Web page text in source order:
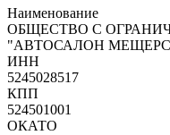
Наименование
ОБЩЕСТВО С
"АВТОСАЛОН
ИНН
5245028517
КПП
524501001
ОКАТО